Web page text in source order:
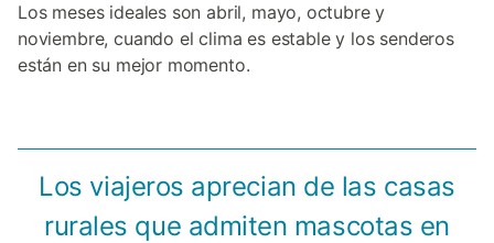
Los meses ideales son abril, mayo, octubre y
noviembre, cuando el clima es estable y los senderos
están en su mejor momento.
Los viajeros aprecian de las casas
rurales que admiten mascotas en